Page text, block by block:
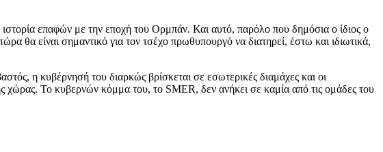
επαφών με την εποχή του Ορμπάν. Και αυτό, παρόλο που δημόσια ο ίδιος ο
θα είναι σημαντικό για τον τσέχο πρωθυπουργό να διατηρεί, έστω και ιδιωτικά,
η κυβέρνησή του διαρκώς βρίσκεται σε εσωτερικές διαμάχες και οι
χώρας. Το κυβερνών κόμμα του, το SMER, δεν ανήκει σε καμία από τις ομάδες του